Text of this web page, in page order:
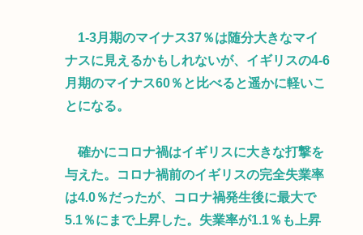
1-3月期のマイナス37％は随分大きなマイ
ナスに見えるかもしれないが、イギリスの4-6
月期のマイナス60％と比べると遥かに軽いこ
とになる。
確かにコロナ禍はイギリスに大きな打撃を
与えた。コロナ禍前のイギリスの完全失業率
は4.0％だったが、コロナ禍発生後に最大で
5.1％にまで上昇した。失業率が1.1％も上昇